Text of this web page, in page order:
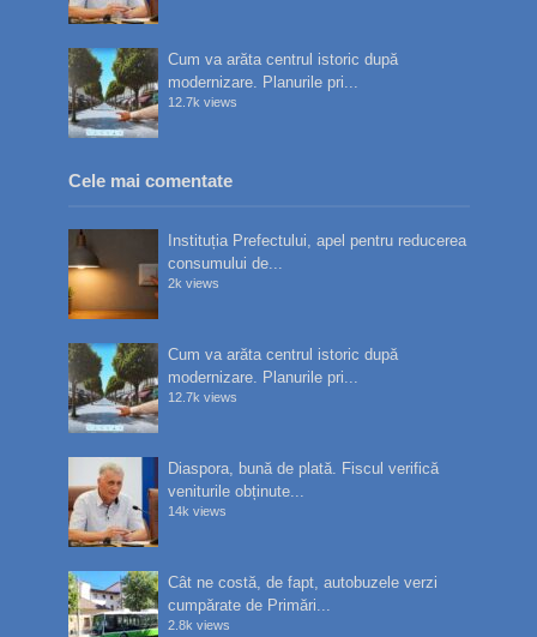
Cum va arăta centrul istoric după
modernizare. Planurile pri...
12.7k views
Cele mai comentate
Instituția Prefectului, apel pentru reducerea
consumului de...
2k views
Cum va arăta centrul istoric după
modernizare. Planurile pri...
12.7k views
Diaspora, bună de plată. Fiscul verifică
veniturile obținute...
14k views
Cât ne costă, de fapt, autobuzele verzi
cumpărate de Primări...
2.8k views